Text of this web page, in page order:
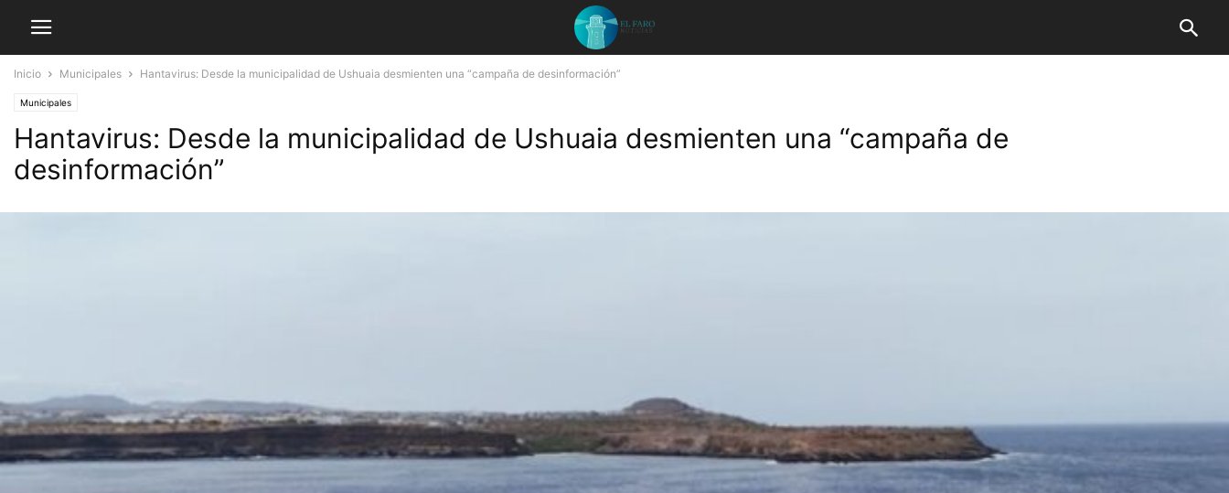
Inicio Municipales Hantavirus: Desde la municipalidad de Ushuaia desmienten una “campaña de desinformación”
Municipales
Hantavirus: Desde la municipalidad de Ushuaia desmienten una “campaña de
desinformación”